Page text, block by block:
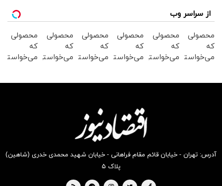
از سراسر وب
محصولی
که
می‌خواستی
محصولی
که
می‌خواستی
محصولی
که
می‌خواستی
بخر !
محصولی
که
می‌خواستی
بخر !
محصولی
که
می‌خواستی
محصولی
که
می‌خواستی
آدرس: تهران - خیابان قائم مقام فراهانی - خیابان شهید محمدی خدری (شاهین)
پلاک ۵